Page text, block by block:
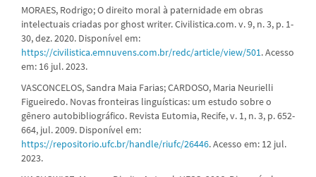
MORAES, Rodrigo; O direito moral à paternidade em obras
intelectuais criadas por ghost writer. Civilistica.com. v. 9, n. 3, p. 1-
30, dez. 2020. Disponível em:
https://civilistica.emnuvens.com.br/redc/article/view/501. Acesso
em: 16 jul. 2023.
VASCONCELOS, Sandra Maia Farias; CARDOSO, Maria Neurielli
Figueiredo. Novas fronteiras linguísticas: um estudo sobre o
gênero autobibliográfico. Revista Eutomia, Recife, v. 1, n. 3, p. 652-
664, jul. 2009. Disponível em:
https://repositorio.ufc.br/handle/riufc/26446. Acesso em: 12 jul.
2023.